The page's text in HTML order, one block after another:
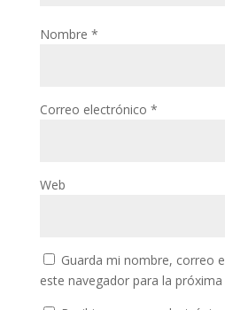
Nombre *
Correo electrónico *
Web
Guarda mi nombre, correo
este navegador para la